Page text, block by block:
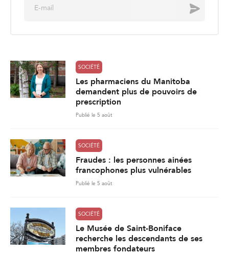
Envoyer
SOCIÉTÉ
Les pharmaciens du Manitoba
demandent plus de pouvoirs de
prescription
Publié le 5 août
SOCIÉTÉ
Fraudes : les personnes ainées
francophones plus vulnérables
Publié le 5 août
SOCIÉTÉ
Le Musée de Saint-Boniface
recherche les descendants de ses
membres fondateurs